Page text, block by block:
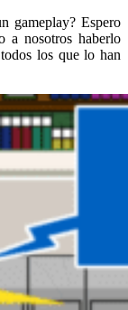
gameplay? Espero
a nosotros haberlo
los que lo han